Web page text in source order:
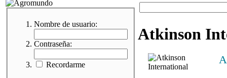
Nombre de usuario:
Contraseña:
Recordarme
Atkinson